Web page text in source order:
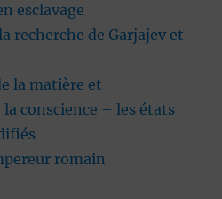
esclavage
recherche de Garjajev et
la matière et
conscience – les états
romain